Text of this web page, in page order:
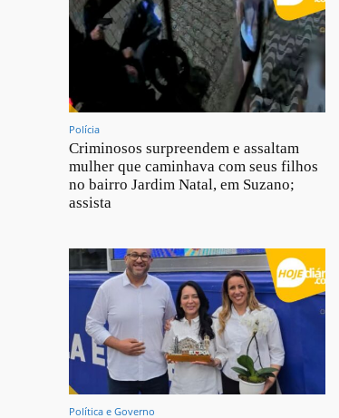
Polícia
Criminosos surpreendem e assaltam
mulher que caminhava com seus filhos
no bairro Jardim Natal, em Suzano;
assista
Política e Governo